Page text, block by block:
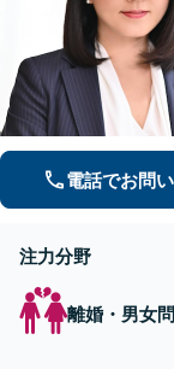
電話でお問
注力分野
離婚・男女